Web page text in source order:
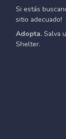
Si estás
sitio adecuado!
Adopta. Salva
Shelter.